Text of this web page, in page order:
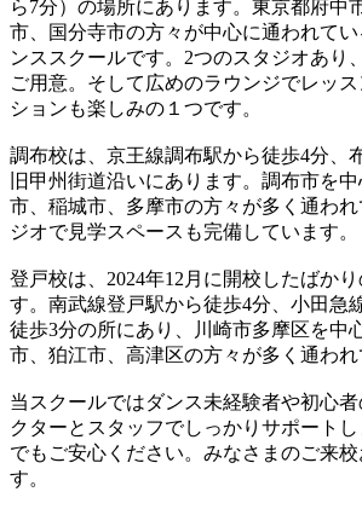
ら7分）の場所にあります。東京都府中
市、国分寺市の方々が中心に通われて
ンススクールです。2つのスタジオあり
ご用意。そして広めのラウンジでレッ
ションも楽しみの１つです。
調布校は、京王線調布駅から徒歩4分、
旧甲州街道沿いにあります。調布市を
市、稲城市、多摩市の方々が多く通わ
ジオで見学スペースも完備しています。
登戸校は、2024年12月に開校したばか
す。南武線登戸駅から徒歩4分、小田急
徒歩3分の所にあり、川崎市多摩区を中
市、狛江市、高津区の方々が多く通われ
当スクールではダンス未経験者や初心
クターとスタッフでしっかりサポート
でもご安心ください。みなさまのご来
す。